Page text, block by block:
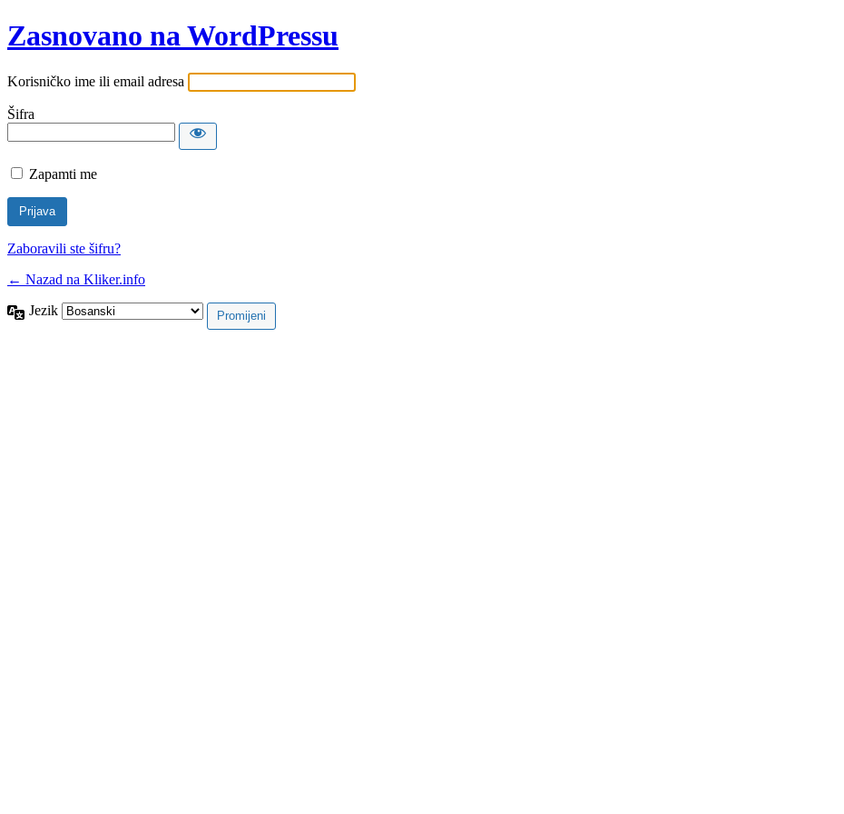
Zasnovano na WordPressu
Korisničko ime ili email adresa
Šifra
Zapamti me
Zaboravili ste šifru?
← Nazad na Kliker.info
Jezik